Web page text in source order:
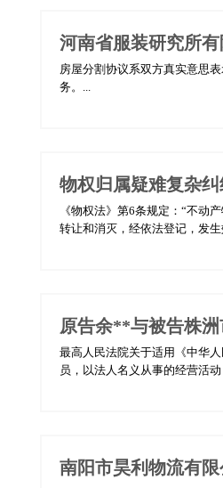
河南省服装研究所
房屋分割协议系双方真实意思
务。...
物权归属疑难复杂
《物权法》第6条规定：“不动
转让和消灭，经依法登记，发
原告余**与被告株
最高人民法院关于适用《中华
员，以法人名义从事的经营活
南阳市昊利物流有